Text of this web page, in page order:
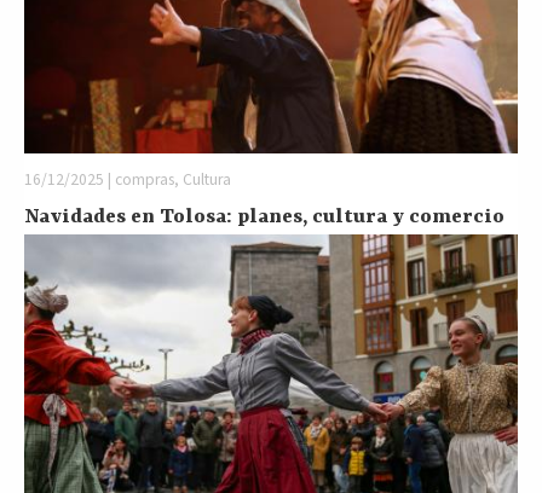
16/12/2025 | compras, Cultura
Navidades en Tolosa: planes, cultura y comercio